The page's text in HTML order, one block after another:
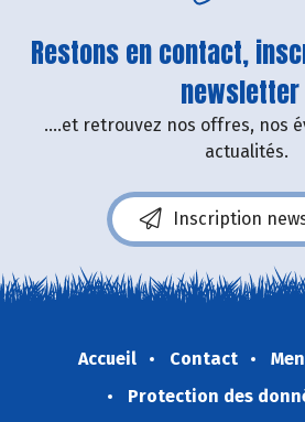
Restons en contact,
....et retrouvez nos offres, nos
actualités.
Inscription
Accueil Contact
Protection des